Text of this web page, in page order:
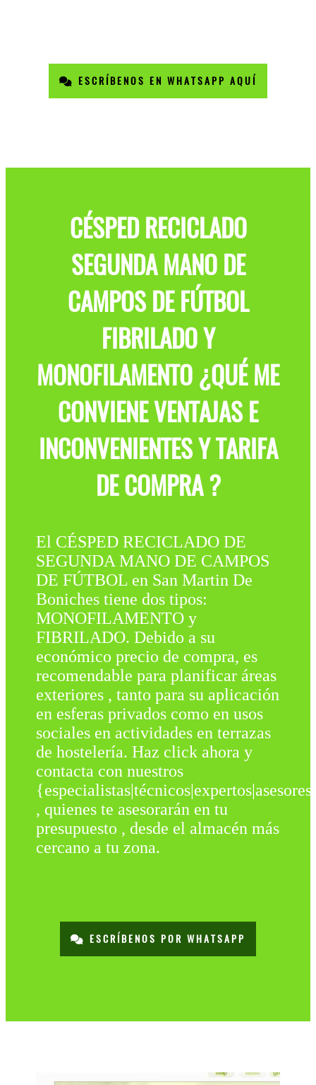
ESCRÍBENOS EN WHATSAPP AQUÍ
CÉSPED RECICLADO
SEGUNDA MANO DE
CAMPOS DE FÚTBOL
FIBRILADO Y
MONOFILAMENTO ¿QUÉ ME
CONVIENE VENTAJAS E
INCONVENIENTES Y TARIFA
DE COMPRA ?
El CÉSPED RECICLADO DE
SEGUNDA MANO DE CAMPOS
DE FÚTBOL en San Martin De
Boniches tiene dos tipos:
MONOFILAMENTO y
FIBRILADO. Debido a su
económico precio de compra, es
recomendable para planificar áreas
exteriores , tanto para su aplicación
en esferas privados como en usos
sociales en actividades en terrazas
de hostelería. Haz click ahora y
contacta con nuestros
{especialistas|técnicos|expertos|asesores
, quienes te asesorarán en tu
presupuesto , desde el almacén más
cercano a tu zona.
ESCRÍBENOS POR WHATSAPP